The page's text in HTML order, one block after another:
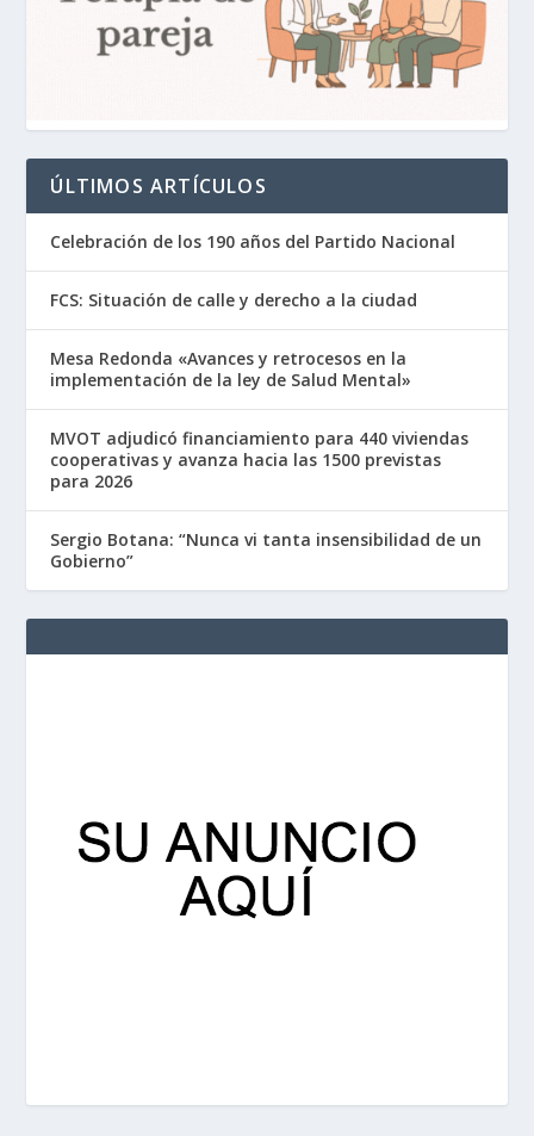
ÚLTIMOS ARTÍCULOS
Celebración de los 190 años del Partido Nacional
FCS: Situación de calle y derecho a la ciudad
Mesa Redonda «Avances y retrocesos en la
implementación de la ley de Salud Mental»
MVOT adjudicó financiamiento para 440 viviendas
cooperativas y avanza hacia las 1500 previstas
para 2026
Sergio Botana: “Nunca vi tanta insensibilidad de un
Gobierno”